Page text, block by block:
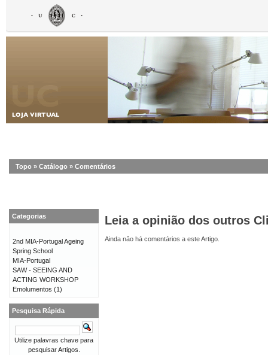
Topo » Catálogo » Comentários
Leia a opinião dos outros
Ainda não há comentários a este Artigo.
Categorias
2nd MIA-Portugal Ageing
Spring School
MIA-Portugal
SAW - SEEING AND
ACTING WORKSHOP
Emolumentos (1)
Pesquisa Rápida
Utilize palavras chave para
pesquisar Artigos.